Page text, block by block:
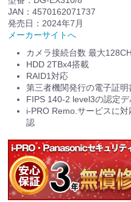
JAN：4570162071737
発売日：2024年7月
メーカーサイトへ
カメラ接続台数 最大
HDD 2TBx4搭載
RAID1対応
第三者機関発行の電子証
FIPS 140-2 level3の認定
i-PRO Remo.サービスに
認